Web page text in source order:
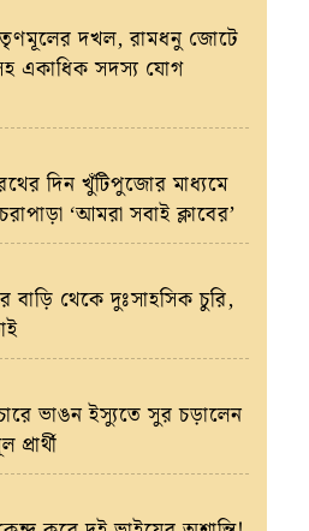
তৃণমূলের দখল, রামধনু জোটে
একাধিক সদস্য যোগ
দিন খুঁটিপুজোর মাধ্যমে
‘আমরা সবাই ক্লাবের’
বাড়ি থেকে দুঃসাহসিক চুরি,
ভাঙন ইস্যুতে সুর চড়ালেন